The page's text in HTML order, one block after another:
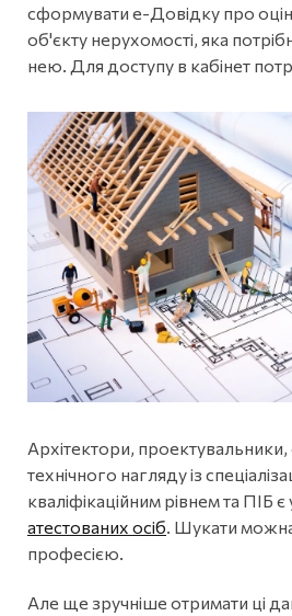
сформувати е-Довідку про
об'єкту нерухомості, яка
нею. Для доступу в кабінет
Архітектори,
технічного нагляду із
кваліфікаційним рівнем та ПІБ є
атестованих осіб. Шукати
професією.
Але ще зручніше отримати ці